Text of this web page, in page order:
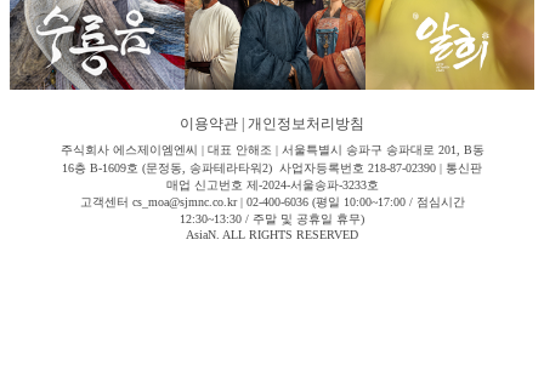
이용약관 개인정보처리방침
주식회사 에스제이엠엔씨 | 대표 안해조 | 서울특별시 송파구 송파대로 201, B동
16층 B-1609호 (문정동, 송파테라타워2) 사업자등록번호 218-87-02390 | 통신판
매업 신고번호 제-2024-서울송파-3233호
고객센터 cs_moa@sjmnc.co.kr | 02-400-6036 (평일 10:00~17:00 / 점심시간
12:30~13:30 / 주말 및 공휴일 휴무)
AsiaN. ALL RIGHTS RESERVED